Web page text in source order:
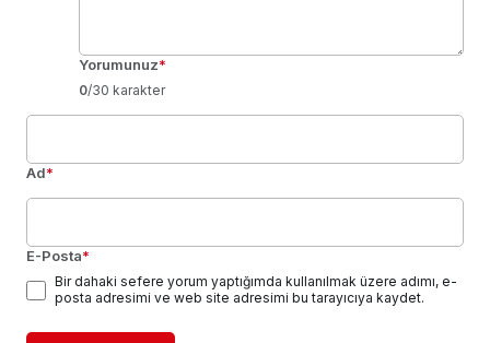
Yorumunuz*
0/30 karakter
Ad*
E-Posta*
Bir dahaki sefere yorum yaptığımda kullanılmak üzere adımı, e-
posta adresimi ve web site adresimi bu tarayıcıya kaydet.